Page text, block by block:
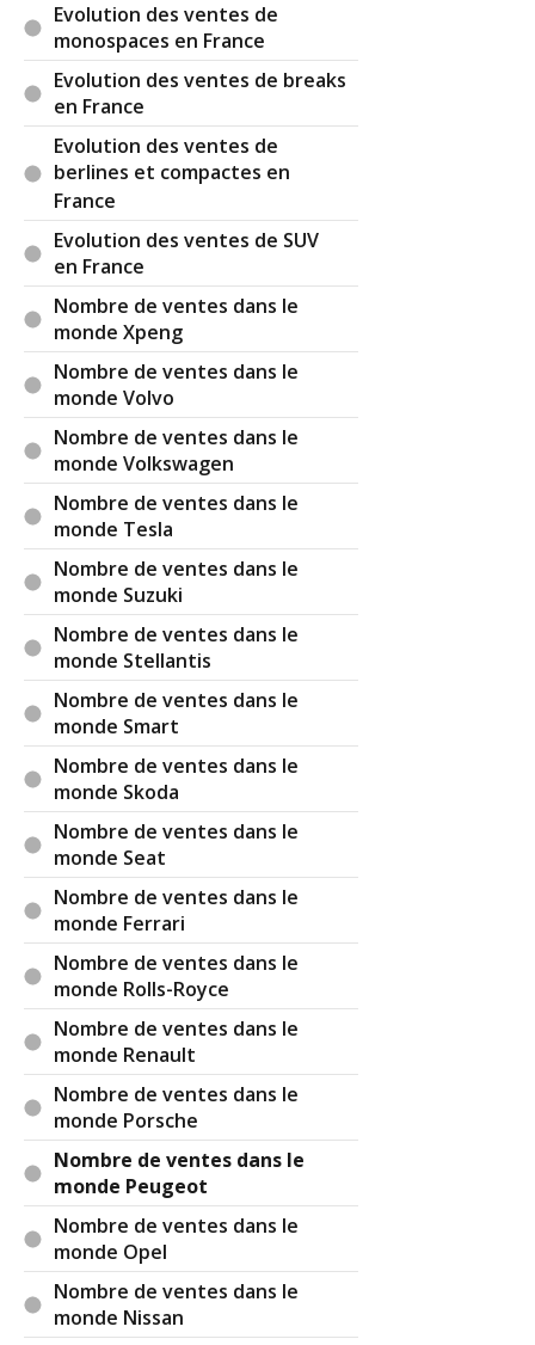
Evolution des ventes de
monospaces en France
Evolution des ventes de breaks
en France
Evolution des ventes de
berlines et compactes en
France
Evolution des ventes de SUV
en France
Nombre de ventes dans le
monde Xpeng
Nombre de ventes dans le
monde Volvo
Nombre de ventes dans le
monde Volkswagen
Nombre de ventes dans le
monde Tesla
Nombre de ventes dans le
monde Suzuki
Nombre de ventes dans le
monde Stellantis
Nombre de ventes dans le
monde Smart
Nombre de ventes dans le
monde Skoda
Nombre de ventes dans le
monde Seat
Nombre de ventes dans le
monde Ferrari
Nombre de ventes dans le
monde Rolls-Royce
Nombre de ventes dans le
monde Renault
Nombre de ventes dans le
monde Porsche
Nombre de ventes dans le
monde Peugeot
Nombre de ventes dans le
monde Opel
Nombre de ventes dans le
monde Nissan